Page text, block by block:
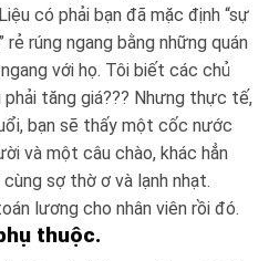
có phải bạn đã mặc định “sự
rẻ rúng ngang bằng những quán
với họ. Tôi biết các chủ
tăng giá??? Nhưng thực tế,
bạn sẽ thấy một cốc nước
và một câu chào, khác hẳn
sợ thờ ơ và lạnh nhạt.
lương cho nhân viên rồi đó.
thuộc.